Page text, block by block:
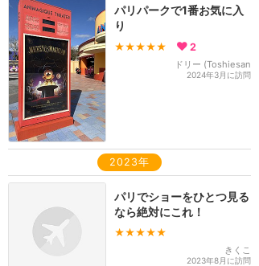
パリパークで1番お気に入
り
★★★★★ 2
ドリー (Toshiesan
2024年3月に訪問
2023年
パリでショーをひとつ見る
なら絶対にこれ！
★★★★★
きくこ
2023年8月に訪問